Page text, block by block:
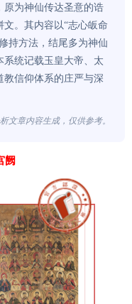
原为神仙传达圣意的诰
。其内容以“志心皈命
持方法，结尾多为神仙
统记载玉皇大帝、太
教信仰体系的庄严与深
文章内容生成，仅供参考。
阙